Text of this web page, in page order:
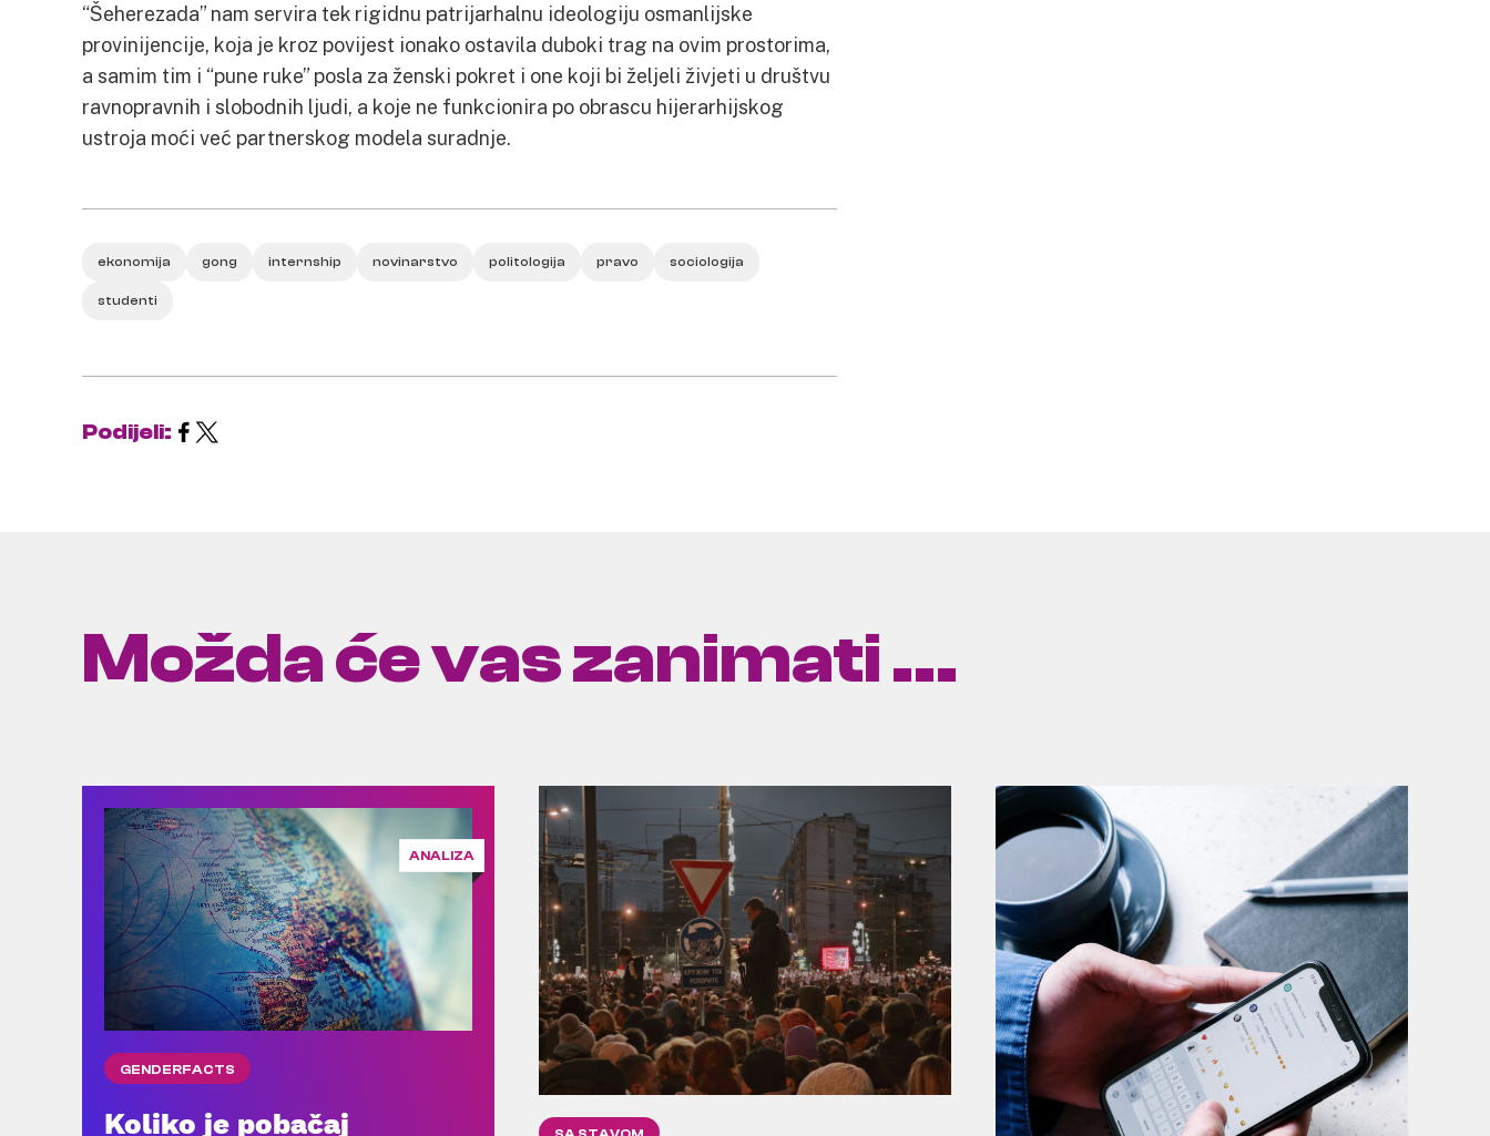
“Šeherezada” nam servira tek rigidnu patrijarhalnu ideologiju osmanlijske
provinijencije, koja je kroz povijest ionako ostavila duboki trag na ovim prostorima,
a samim tim i “pune ruke” posla za ženski pokret i one koji bi željeli živjeti u društvu
ravnopravnih i slobodnih ljudi, a koje ne funkcionira po obrascu hijerarhijskog
ustroja moći već partnerskog modela suradnje.
ekonomija gong internship novinarstvo politologija pravo sociologija
studenti
Podijeli:
Možda će vas zanimati ...
ANALIZA
GENDERFACTS
Koliko je pobačaj